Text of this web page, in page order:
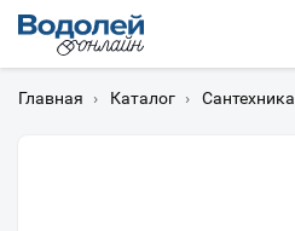
Главная › Каталог › Сантехника